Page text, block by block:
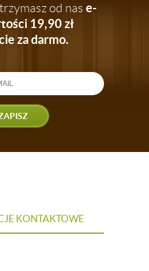
od nas e-
19,90 zł
za darmo.
KONTAKTOWE